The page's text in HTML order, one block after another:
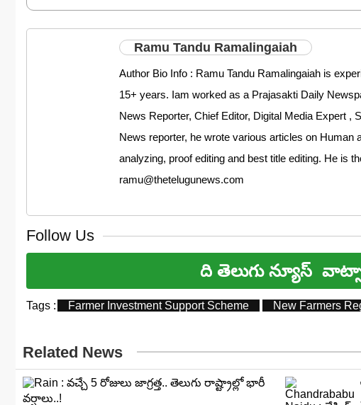
Ramu Tandu Ramalingaiah
Author Bio Info : Ramu Tandu Ramalingaiah is
15+ years. Iam worked as a Prajasakti Daily
News Reporter, Chief Editor, Digital Media Expert ,
News reporter, he wrote various articles on
analyzing, proof editing and best title editing. He is
ramu@thetelugunews.com
Follow Us
ది తెలుగు న్యూస్
Tags : Farmer Investment Support Scheme New Farmers
Related News